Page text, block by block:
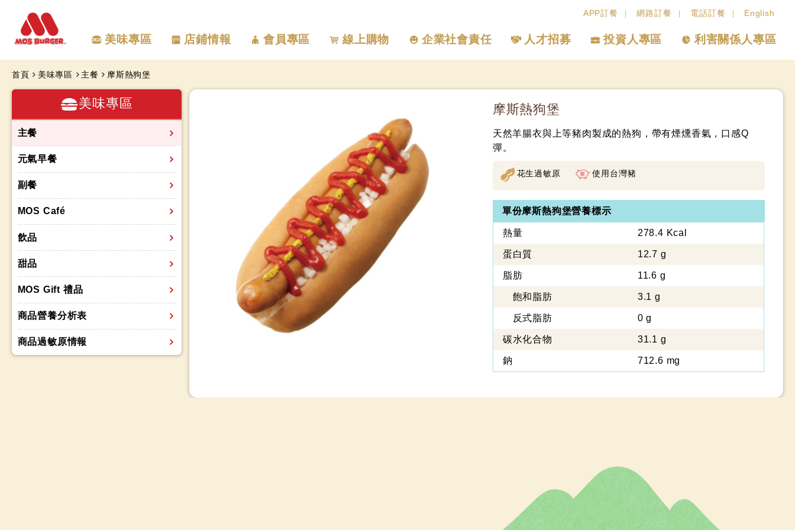
APP訂餐 網路訂餐 電話訂餐 English
美味專區 店鋪情報 會員專區 線上購物 企業社會責任 人才招募 投資人專區 利害關係人專區
首頁 美味專區 主餐 摩斯熱狗堡
摩斯熱狗堡
天然羊腸衣與上等豬肉製成的熱狗，帶有煙燻香氣，口感Q
彈。
花生過敏原 使用台灣豬
單份摩斯熱狗堡營養標示
熱量 278.4 Kcal
蛋白質 12.7 g
脂肪 11.6 g
飽和脂肪 3.1 g
反式脂肪 0 g
碳水化合物 31.1 g
鈉 712.6 mg
美味專區
主餐
元氣早餐
副餐
MOS Café
飲品
甜品
MOS Gift 禮品
商品營養分析表
商品過敏原情報